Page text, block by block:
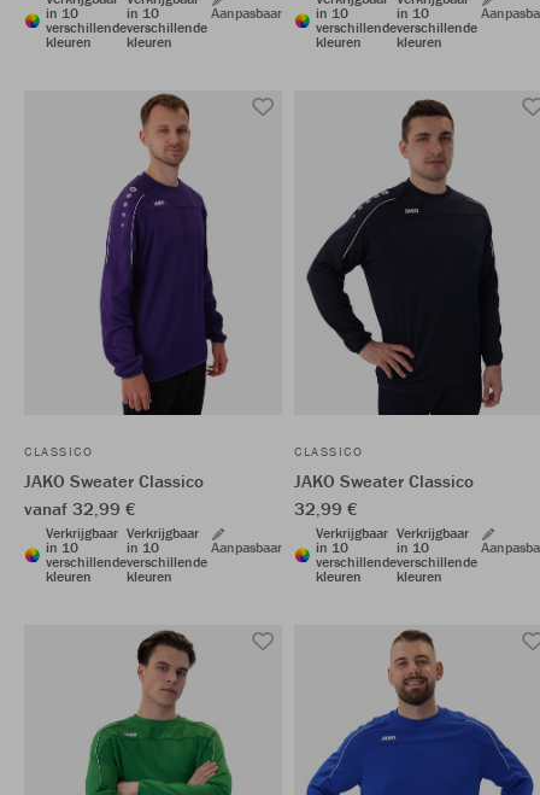
in 10
verschillende
kleuren
in 10
verschillende
kleuren
Aanpasbaar
in 10
verschillende
kleuren
in 10
verschillende
kleuren
CLASSICO
JAKO Sweater Classico
vanaf 32,99 €
Verkrijgbaar
in 10
verschillende
kleuren
Verkrijgbaar
in 10
verschillende
kleuren
Aanpasbaar
CLASSICO
JAKO Sweater Classico
32,99 €
Verkrijgbaar
in 10
verschillende
kleuren
Verkrijgbaar
in 10
verschillende
kleuren